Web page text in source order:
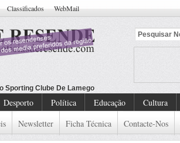
Classificados WebMail
Desporto Política Educação Cultura
Newsletter Ficha Técnica Contacte-Nos